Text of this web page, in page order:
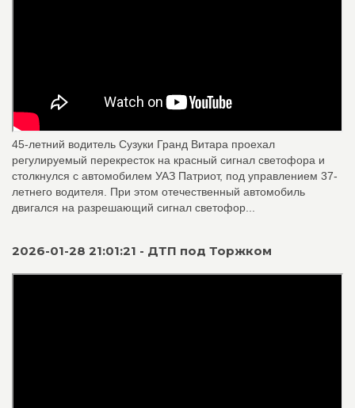
45-летний водитель Сузуки Гранд Витара проехал
регулируемый перекресток на красный сигнал светофора и
столкнулся с автомобилем УАЗ Патриот, под управлением 37-
летнего водителя. При этом отечественный автомобиль
двигался на разрешающий сигнал светофор...
2026-01-28 21:01:21 - ДТП под Торжком